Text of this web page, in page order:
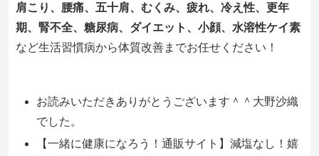
肩こり、腰痛、五十肩、むくみ、疲れ、冷え性、更年
期、腎不全、糖尿病、ダイエット、小顔、水溶性ケイ素
など生活習慣病から体質改善までお任せください！
お読みいただきありがとうございます＾＾大野沙織
でした。
【一緒に健康になろう！通販サイト】減塩なし！嬉